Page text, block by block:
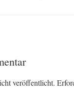
veröffentlicht.